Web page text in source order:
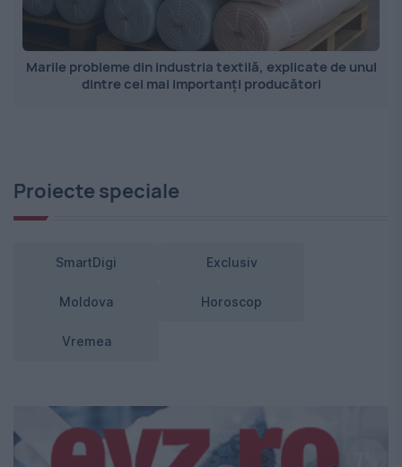
Marile probleme din industria textilă, explicate de unul
dintre cei mai importanți producători
Proiecte speciale
SmartDigi Exclusiv
Moldova Horoscop
Vremea